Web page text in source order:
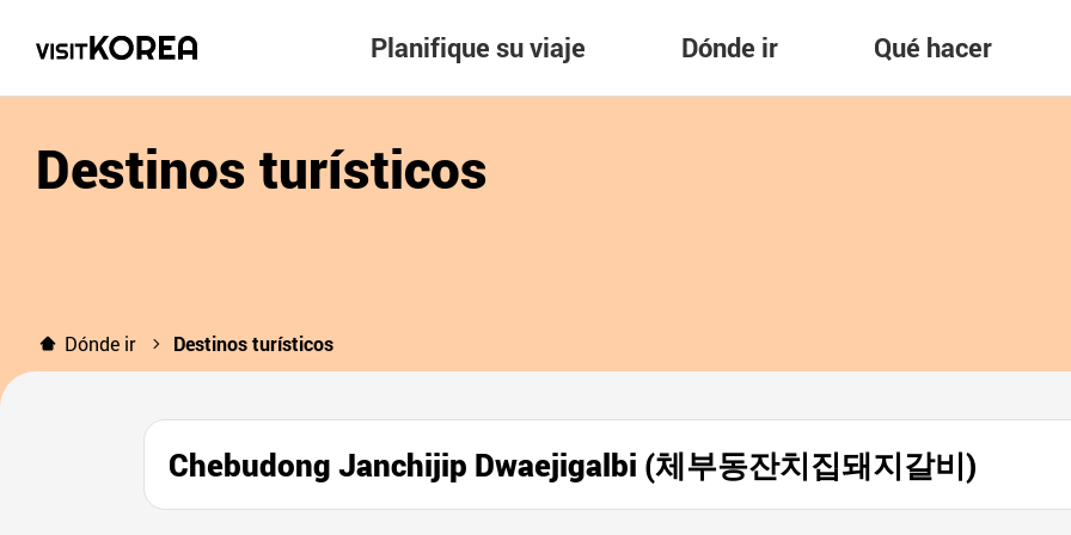
Planifique su viaje Dónde ir Qué hacer
Destinos turísticos
Dónde ir Destinos turísticos
Chebudong Janchijip Dwaejigalbi (체부동잔치집돼지갈비)